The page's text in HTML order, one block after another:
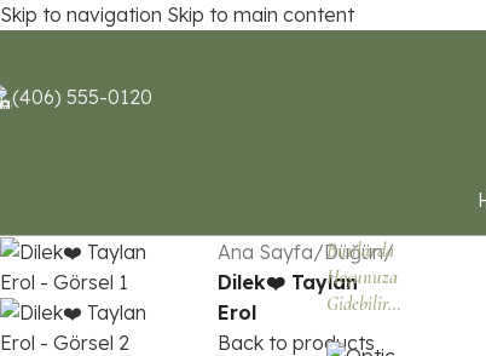
Skip to navigation Skip to main content
(406) 555-0120
Ana Sayfa/Düğün/
Dilek❤️ Taylan
Erol
Back to products
Bunlarda
Hoşunuza
Gidebilir…